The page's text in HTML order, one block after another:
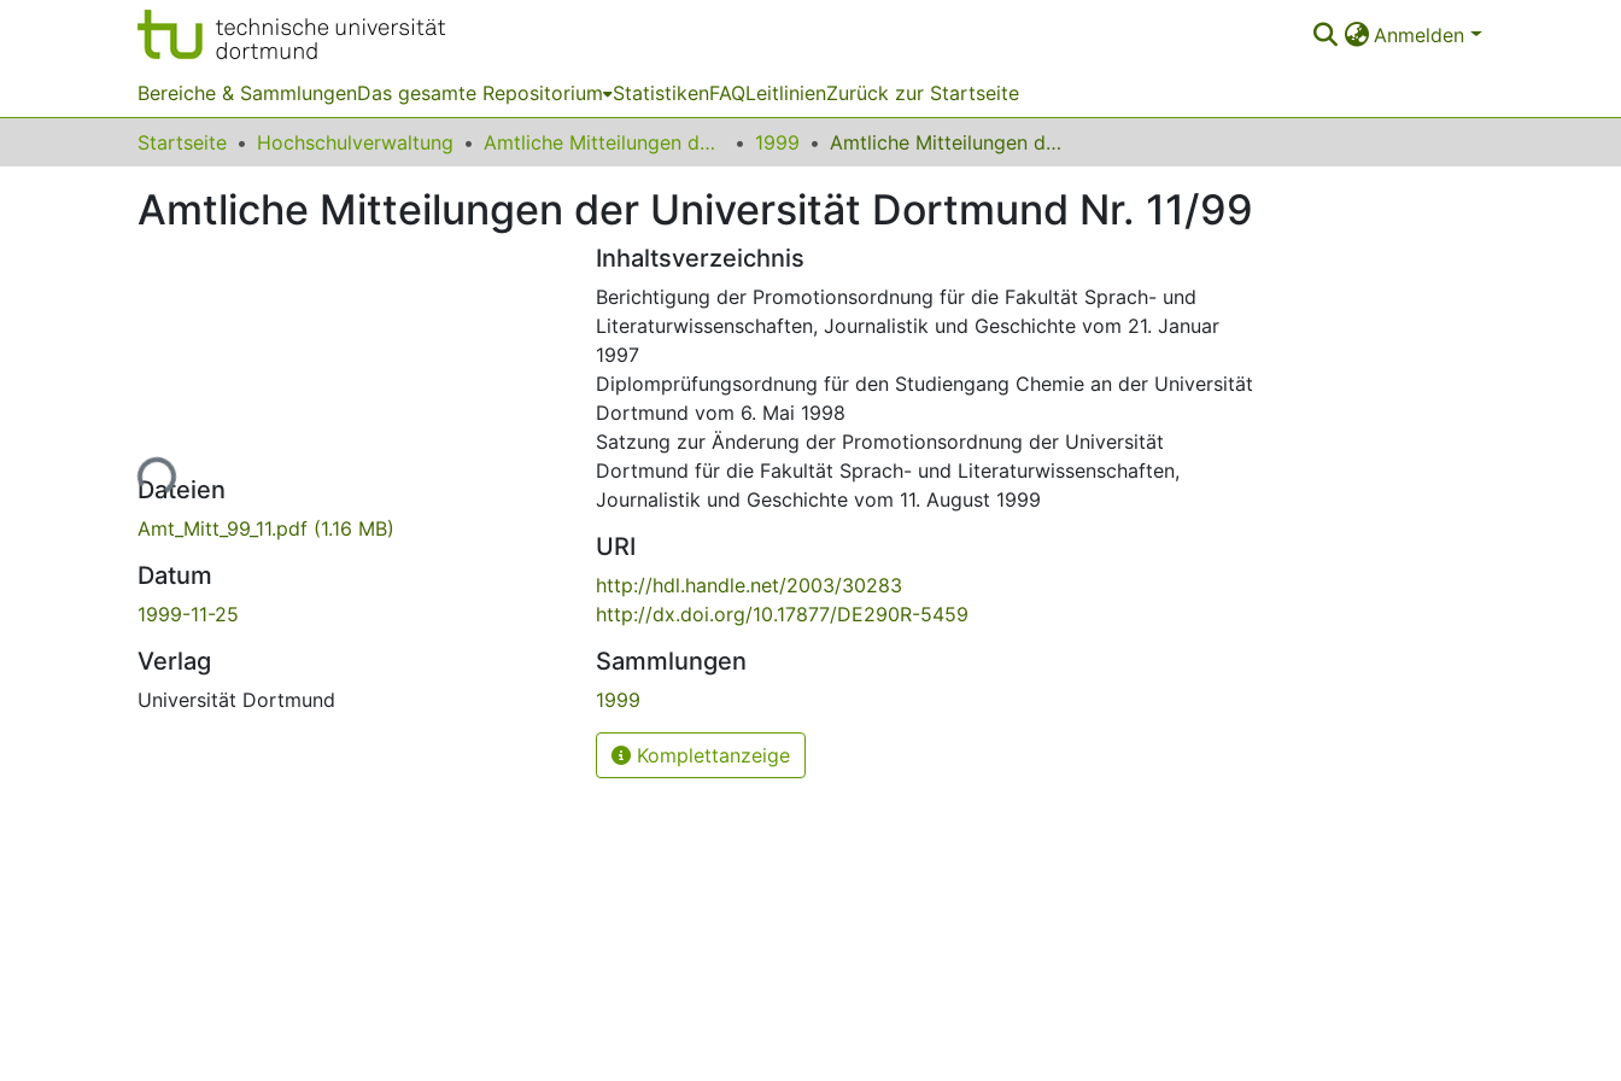
Anmelden
Bereiche & SammlungenDas gesamte Repositorium StatistikenFAQLeitlinienZurück zur Startseite
Startseite Hochschulverwaltung Amtliche Mitteilungen der Technischen Universität Dortmund 1999 Amtliche Mitteilungen der Universität Dortmund Nr. 11/99
Amtliche Mitteilungen der Universität Dortmund Nr. 11/99
Lade...
Dateien
Amt_Mitt_99_11.pdf (1.16 MB)
Datum
1999-11-25
Verlag
Universität Dortmund
Inhaltsverzeichnis
Berichtigung der Promotionsordnung für die Fakultät Sprach- und
Literaturwissenschaften, Journalistik und Geschichte vom 21. Januar
1997
Diplomprüfungsordnung für den Studiengang Chemie an der Universität
Dortmund vom 6. Mai 1998
Satzung zur Änderung der Promotionsordnung der Universität
Dortmund für die Fakultät Sprach- und Literaturwissenschaften,
Journalistik und Geschichte vom 11. August 1999
URI
http://hdl.handle.net/2003/30283
http://dx.doi.org/10.17877/DE290R-5459
Sammlungen
1999
Komplettanzeige